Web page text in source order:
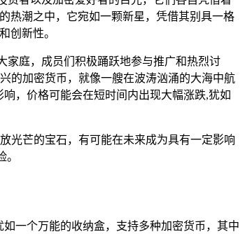
热潮之中，它宛如一颗新星，凭借其别具一格
创新性。
家庭，成员们积极踊跃地参与推广和热烈讨
的加密货币，就像一艘在波涛汹涌的大海中航
，价格可能会在短时间内出现大幅涨跌,犹如
光芒的宝石，有可能在未来成为具有一定影响
一个万能的收纳盒，支持多种加密货币，其中